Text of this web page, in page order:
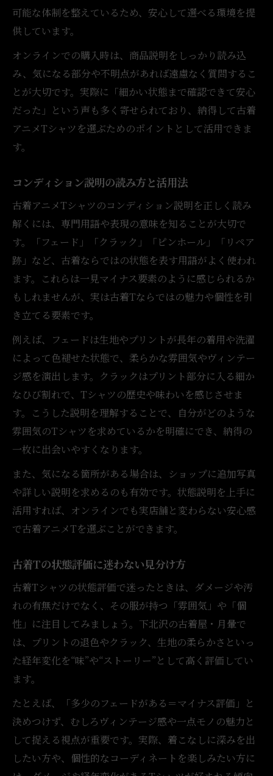
可能な体制を整えているため、安心して選べる環境を提
供しています。
オンラインでの購入時は、商品説明をしっかり読み込
み、気になる部分や不明点があれば遠慮なく質問するこ
とが大切です。実際に「細かい状態まで確認できて安心
だった」という声も多く寄せられており、納得して古着
アニメTシャツを選ぶためのポイントとして活用できま
す。
コンディション説明の読み方と活用法
古着アニメTシャツのコンディション説明を正しく読み
解くには、専門用語や表現の意味を知ることが大切で
す。「フェード」「クラック」「ピンホール」「リペア
跡」など、古着ならではの状態を表す用語がよく使われ
ます。これらは一見マイナス要素のように感じられるか
もしれませんが、実は古着Tならではの魅力や個性を引
き立てる要素です。
例えば、フェードは生地やプリントが長年の着用や洗濯
によって色褪せた状態で、柔らかな雰囲気やヴィンテー
ジ感を演出します。クラックはプリント部分に入る細か
なひび割れで、Tシャツの歴史や味わいを感じさせま
す。こうした説明を理解することで、自分がどのような
雰囲気のTシャツを求めているかを明確にでき、納得の
一枚に出会いやすくなります。
また、気になる箇所がある場合は、ショップに追加写真
や詳しい説明を求めるのも有効です。状態説明を上手に
活用すれば、オンラインでも実店舗と変わらない安心感
で古着アニメTを選ぶことができます。
古着Tの状態評価に迷わない見分け方
古着Tシャツの状態評価で迷ったときは、ダメージや汚
れの有無だけでなく、その服が持つ「雰囲気」や「個
性」に注目してみましょう。下北沢の古着屋・月暈で
は、プリントの退色やクラック、生地の柔らかさといっ
た経年変化を“味”や“ストーリー”として高く評価してい
ます。
たとえば、「多少のフェードがある＝マイナス評価」と
決めつけず、むしろヴィンテージ感や一点モノの魅力と
して捉える視点が重要です。実際、着こなしに深みを出
したい方や、個性的なコーディネートを楽しみたい方に